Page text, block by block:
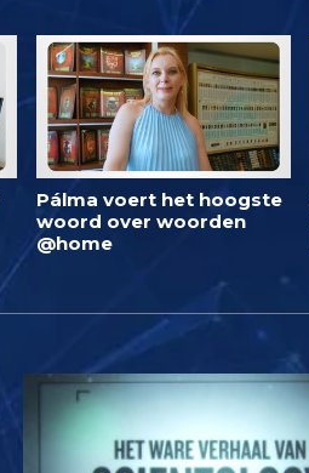
Pálma voert het hoogste
woord over woorden
@home